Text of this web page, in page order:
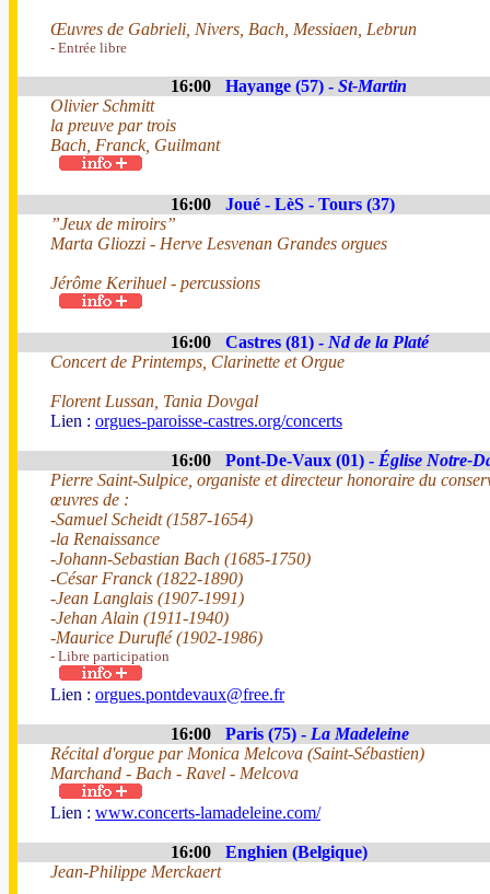
Œuvres de Gabrieli, Nivers, Bach, Messiaen, Lebrun
- Entrée libre
16:00 Hayange (57) - St-Martin
Olivier Schmitt
la preuve par trois
Bach, Franck, Guilmant
16:00
Joué - LèS - Tours (37)
”Jeux de miroirs”
Marta Gliozzi - Herve Lesvenan Grandes orgues
Jérôme Kerihuel - percussions
16:00 Castres (81) - Nd de la Platé
Concert de Printemps, Clarinette et Orgue
Florent Lussan, Tania Dovgal
Lien : orgues-paroisse-castres.org/concerts
16:00 Pont-De-Vaux (01) - Église Notre-
Pierre Saint-Sulpice, organiste et directeur honoraire du
œuvres de :
-Samuel Scheidt (1587-1654)
-la Renaissance
-Johann-Sebastian Bach (1685-1750)
-César Franck (1822-1890)
-Jean Langlais (1907-1991)
-Jehan Alain (1911-1940)
-Maurice Duruflé (1902-1986)
- Libre participation
Lien : orgues.pontdevaux@free.fr
16:00 Paris (75) - La Madeleine
Récital d'orgue par Monica Melcova (Saint-Sébastien)
Marchand - Bach - Ravel - Melcova
Lien : www.concerts-lamadeleine.com/
16:00
Enghien (Belgique)
Jean-Philippe Merckaert